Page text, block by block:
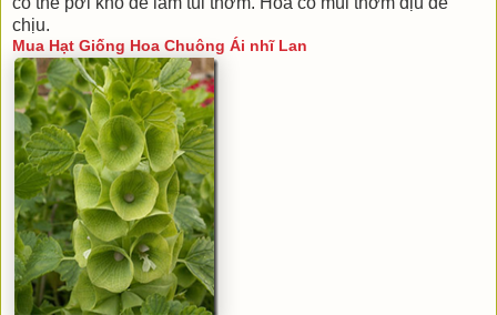
chịu.
Mua Hạt Giống Hoa Chuông Ái nhĩ Lan